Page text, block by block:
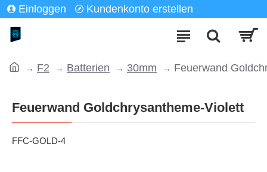
Einloggen Kundenkonto erstellen
F2 Batterien 30mm Feuerwand
Feuerwand Goldchrysantheme-Violett
FFC-GOLD-4